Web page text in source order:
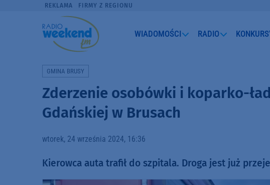
REKLAMA FIRMY Z REGIONU
WIADOMOŚCI RADIO
GMINA BRUSY
Zderzenie osobówki i koparko-
Gdańskiej w Brusach
wtorek, 24 września 2024, 16:36
Kierowca auta trafił do szpitala. Droga jest już